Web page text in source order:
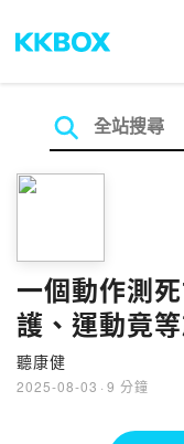
一個動作測
護、運動竟
你一定要知
Ep.8】
聽康健
2025-08-03 · 9 分鐘